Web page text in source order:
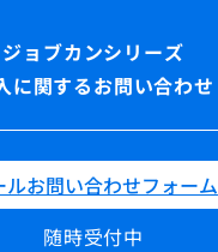
に関するお問い合わせ
ルお問い合わせフォーム
随時受付中